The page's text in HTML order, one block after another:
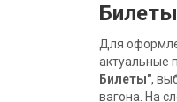
Для
актуальные
Билеты",
вагона. На